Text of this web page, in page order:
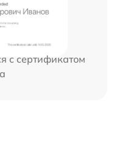
с сертификатом